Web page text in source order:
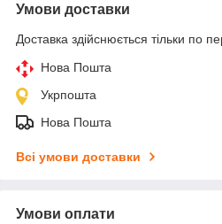
Умови доставки
Доставка здійснюється тільки по
Нова Пошта
Укрпошта
Нова Пошта
Всі умови доставки
Умови оплати